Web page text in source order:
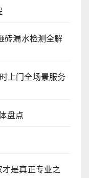
砖漏水检测全解
上门全场景服务
盘点
是真正专业之